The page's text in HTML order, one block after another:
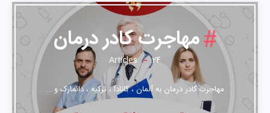
مهاجرت کادر درمان
24
Articles
24
مهاجرت کادر درمان به آلمان ، کانادا ، ترکیه ، دانمارک و …